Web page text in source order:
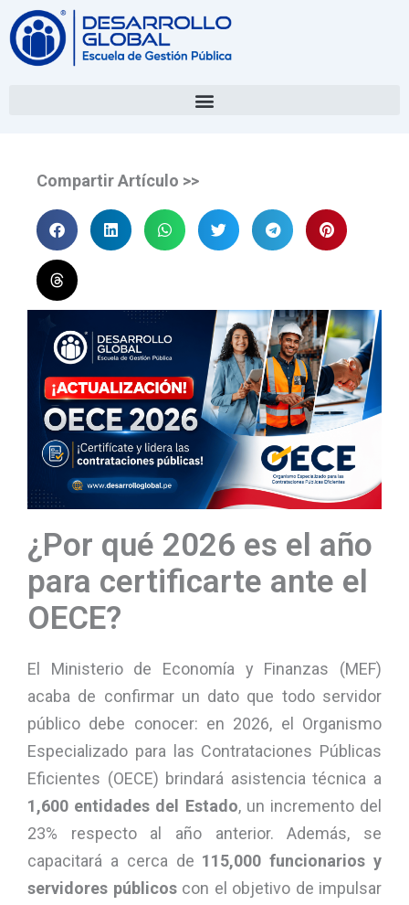
Compartir Artículo >>
¿Por qué 2026 es el año
para certificarte ante el
OECE?
El Ministerio de Economía y Finanzas (MEF)
acaba de confirmar un dato que todo servidor
público debe conocer: en 2026, el Organismo
Especializado para las Contrataciones Públicas
Eficientes (OECE) brindará asistencia técnica a
1,600 entidades del Estado, un incremento del
23% respecto al año anterior. Además, se
capacitará a cerca de 115,000 funcionarios y
servidores públicoscon el objetivo de impulsar